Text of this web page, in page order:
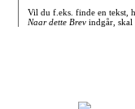
Vil du f.eks. finde en tekst,
Naar dette Brevindgår, skal